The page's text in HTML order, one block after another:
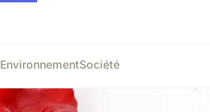
EnvironnementSociété